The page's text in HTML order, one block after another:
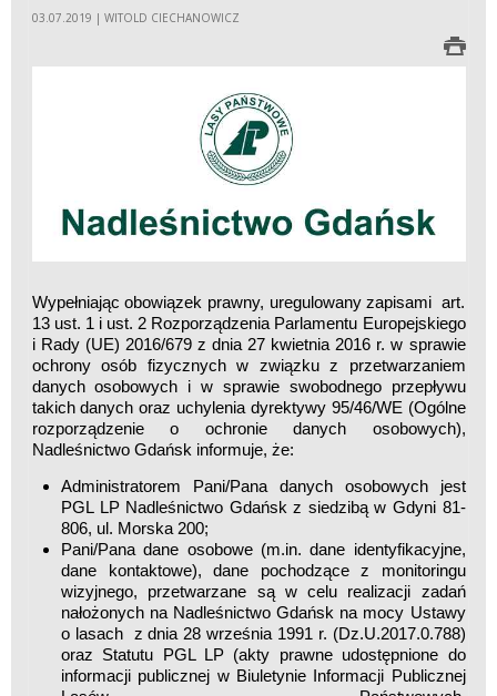
03.07.2019 | WITOLD CIECHANOWICZ
Wypełniając obowiązek prawny, uregulowany zapisami art.
13 ust. 1 i ust. 2 Rozporządzenia Parlamentu Europejskiego
i Rady (UE) 2016/679 z dnia 27 kwietnia 2016 r. w sprawie
ochrony osób fizycznych w związku z przetwarzaniem
danych osobowych i w sprawie swobodnego przepływu
takich danych oraz uchylenia dyrektywy 95/46/WE (Ogólne
rozporządzenie o ochronie danych osobowych),
Nadleśnictwo Gdańsk informuje, że:
Administratorem Pani/Pana danych osobowych jest
PGL LP Nadleśnictwo Gdańsk z siedzibą w Gdyni 81-
806, ul. Morska 200;
Pani/Pana dane osobowe (m.in. dane identyfikacyjne,
dane kontaktowe), dane pochodzące z monitoringu
wizyjnego, przetwarzane są w celu realizacji zadań
nałożonych na Nadleśnictwo Gdańsk na mocy Ustawy
o lasach z dnia 28 września 1991 r. (Dz.U.2017.0.788)
oraz Statutu PGL LP (akty prawne udostępnione do
informacji publicznej w Biuletynie Informacji Publicznej